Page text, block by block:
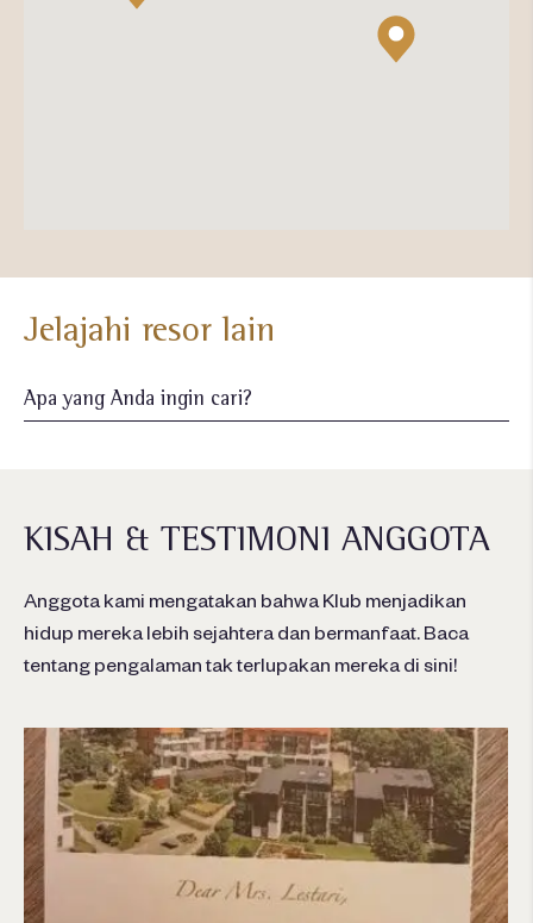
Jelajahi resor lain
KISAH & TESTIMONI ANGGOTA
Anggota kami mengatakan bahwa Klub menjadikan
hidup mereka lebih sejahtera dan bermanfaat. Baca
tentang pengalaman tak terlupakan mereka di sini!